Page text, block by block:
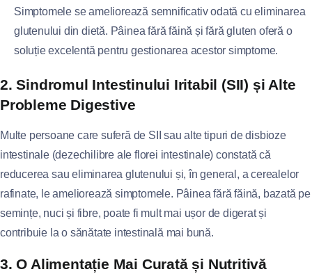
Simptomele se ameliorează semnificativ odată cu eliminarea
glutenului din dietă. Pâinea fără făină și fără gluten oferă o
soluție excelentă pentru gestionarea acestor simptome.
2. Sindromul Intestinului Iritabil (SII) și Alte
Probleme Digestive
Multe persoane care suferă de SII sau alte tipuri de disbioze
intestinale (dezechilibre ale florei intestinale) constată că
reducerea sau eliminarea glutenului și, în general, a cerealelor
rafinate, le ameliorează simptomele. Pâinea fără făină, bazată pe
semințe, nuci și fibre, poate fi mult mai ușor de digerat și
contribuie la o sănătate intestinală mai bună.
3. O Alimentație Mai Curată și Nutritivă